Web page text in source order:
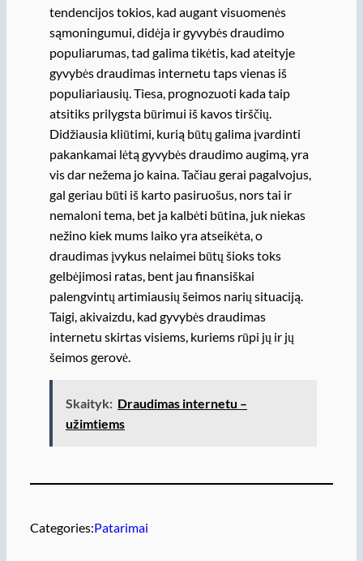
tendencijos tokios, kad augant visuomenės
sąmoningumui, didėja ir gyvybės draudimo
populiarumas, tad galima tikėtis, kad ateityje
gyvybės draudimas internetu taps vienas iš
populiariausių. Tiesa, prognozuoti kada taip
atsitiks prilygsta būrimui iš kavos tirščių.
Didžiausia kliūtimi, kurią būtų galima įvardinti
pakankamai lėtą gyvybės draudimo augimą, yra
vis dar nežema jo kaina. Tačiau gerai pagalvojus,
gal geriau būti iš karto pasiruošus, nors tai ir
nemaloni tema, bet ja kalbėti būtina, juk niekas
nežino kiek mums laiko yra atseikėta, o
draudimas įvykus nelaimei būtų šioks toks
gelbėjimosi ratas, bent jau finansiškai
palengvintų artimiausių šeimos narių situaciją.
Taigi, akivaizdu, kad gyvybės draudimas
internetu skirtas visiems, kuriems rūpi jų ir jų
šeimos gerovė.
Skaityk: Draudimas internetu –
užimtiems
Categories:Patarimai